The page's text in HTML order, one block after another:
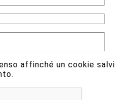
affinché un cookie